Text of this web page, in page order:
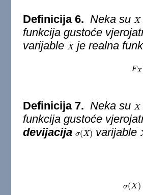
Definicija 6. Neka suX
X
funkcija gustoće
varijable X
X je realna
FX
Definicija 7. Neka su X
X
funkcija gustoće
devijacija σ(X)
σ(X) varijable
σ(X)